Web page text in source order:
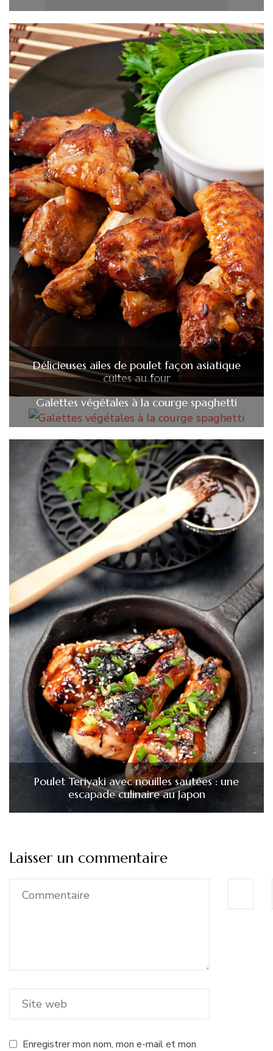
Délicieuses ailes de poulet façon asiatique
cuites au four
Galettes végétales à la courge spaghetti
Poulet Teriyaki avec nouilles sautées : une
escapade culinaire au Japon
Laisser un commentaire
Enregistrer mon nom, mon e-mail et mon